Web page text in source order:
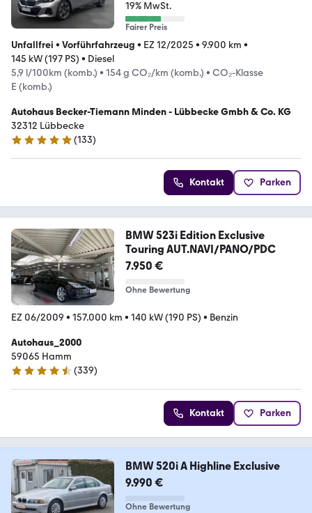
19% MwSt.
Fairer Preis
Unfallfrei • Vorführfahrzeug • EZ 12/2025 • 9.900 km •
145 kW (197 PS) • Diesel
5,9 l/100km (komb.) • 154 g CO₂/km (komb.) • CO₂-Klasse
E (komb.)
Autohaus Becker-Tiemann Minden - Lübbecke Gmbh & Co. KG
32312 Lübbecke
5 Sterne
(133)
Kontakt Parken
BMW 523i Edition Exclusive
Touring AUT.NAVI/PANO/PDC
7.950 €
Ohne Bewertung
EZ 06/2009 • 157.000 km • 140 kW (190 PS) • Benzin
Autohaus_2000
59065 Hamm
4.6 Sterne
(339)
Kontakt Parken
BMW 520i A Highline Exclusive
9.990 €
Ohne Bewertung